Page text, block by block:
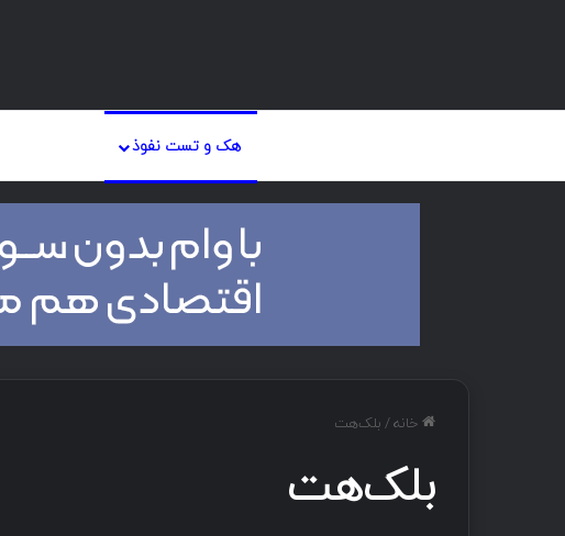
هک و تست نفوذ
خانه/ بلک‌هت
بلک‌هت